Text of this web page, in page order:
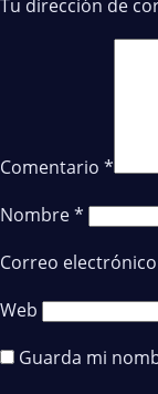
Tu dirección de
Comentario *
Nombre*
Correo electrónico
Web
Guarda mi